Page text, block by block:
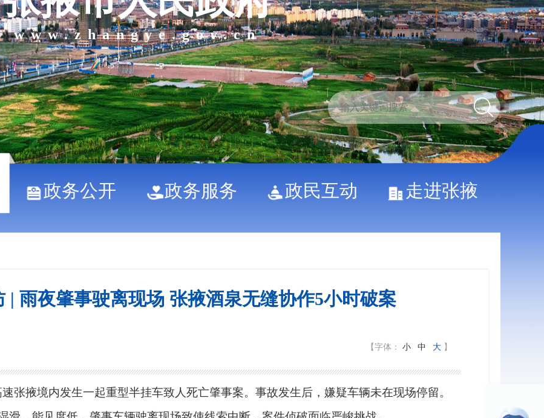
www.zhangye.gov.cn
政务公开 政务服务 政民互动 走进张掖
| 雨夜肇事驶离现场 张掖酒泉无缝协作5小时破案
【字体： 小 中 大 】
张掖境内发生一起重型半挂车致人死亡肇事案。事故发生后，嫌疑车辆未在现场停留。